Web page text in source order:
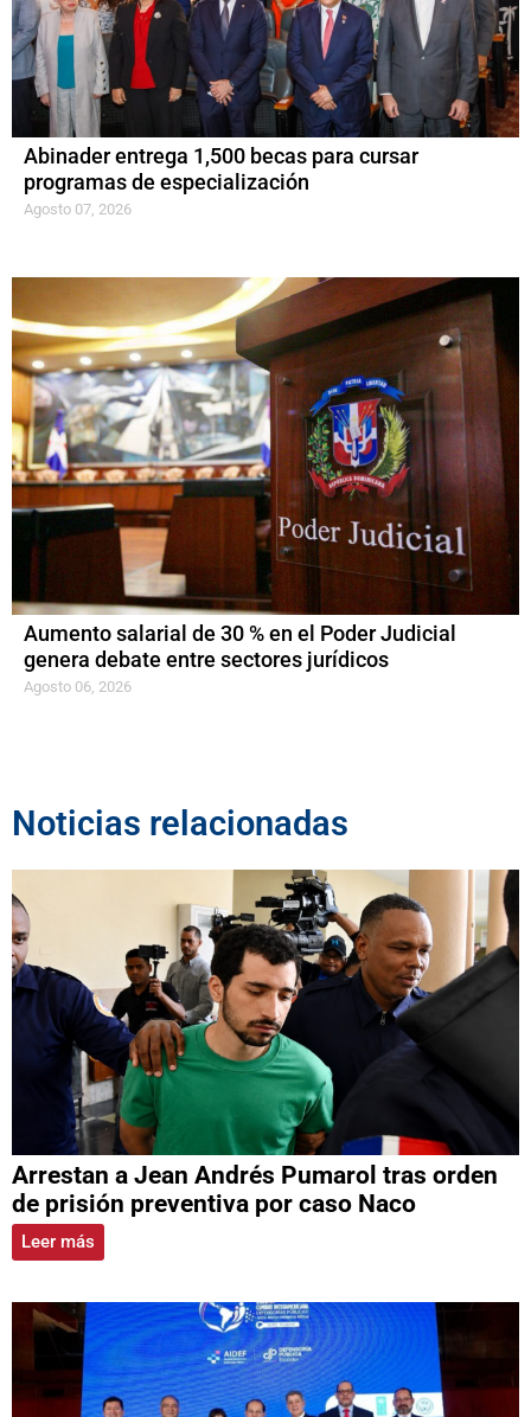
Abinader entrega 1,500 becas para cursar
programas de especialización
Agosto 07, 2026
Aumento salarial de 30 % en el Poder Judicial
genera debate entre sectores jurídicos
Agosto 06, 2026
Noticias relacionadas
Arrestan a Jean Andrés Pumarol tras orden
de prisión preventiva por caso Naco
Leer más